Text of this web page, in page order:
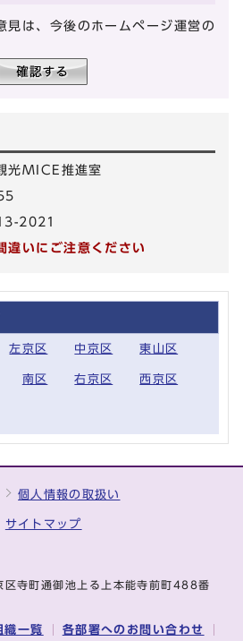
見は、今後のホームページ運営の
光MICE推進室
2021
違いにご注意ください
左京区 中京区 東山区
南区 右京区 西京区
個人情報の取扱い
サイトマップ
寺町通御池上る上本能寺前町488番
織一覧 各部署へのお問い合わせ